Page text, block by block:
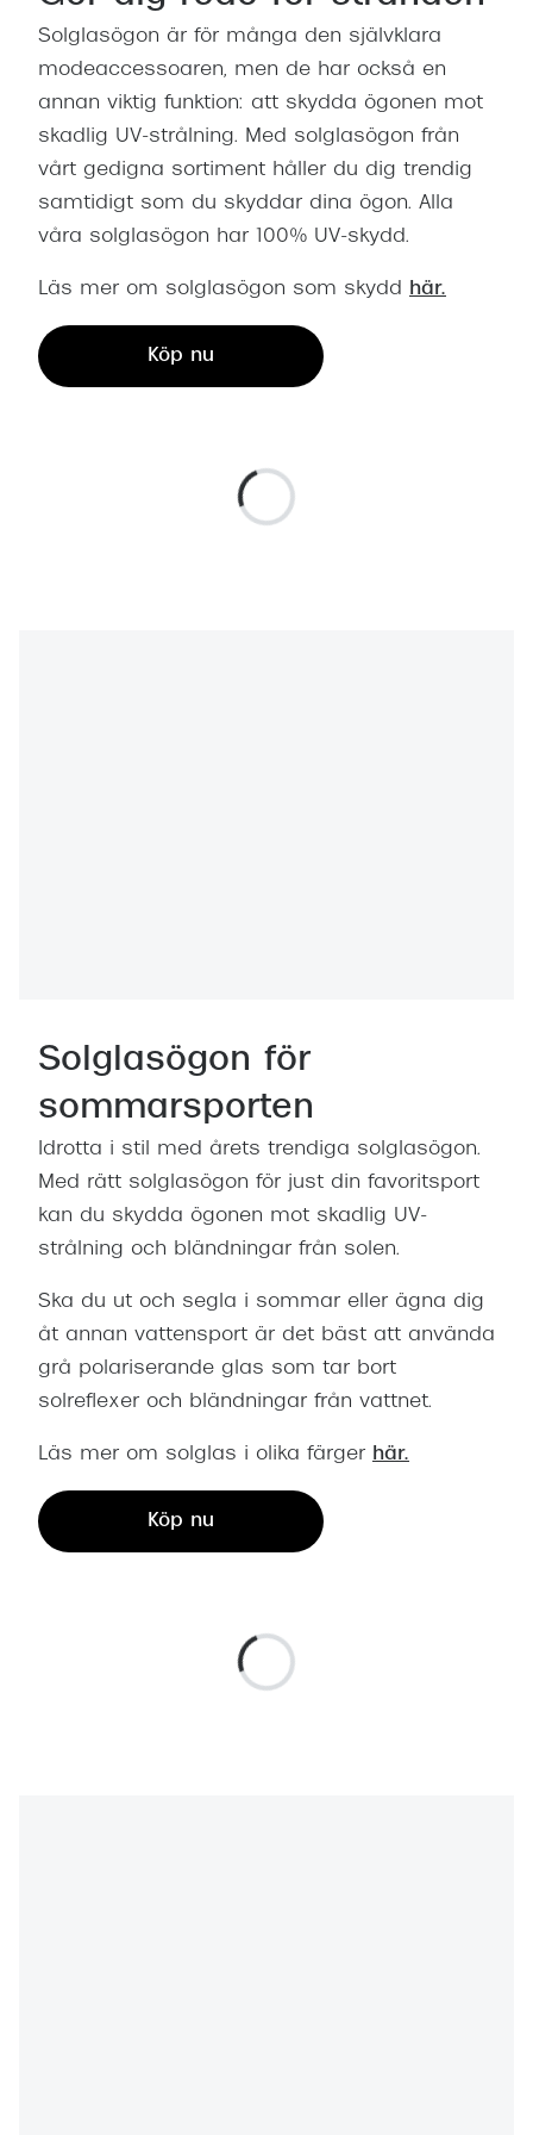
Solglasögon är för många den självklara
modeaccessoaren, men de har också en
annan viktig funktion: att skydda ögonen mot
skadlig UV-strålning. Med solglasögon från
vårt gedigna sortiment håller du dig trendig
samtidigt som du skyddar dina ögon. Alla
våra solglasögon har 100% UV-skydd.
Läs mer om solglasögon som skydd här.
Köp nu
Solglasögon för
sommarsporten
Idrotta i stil med årets trendiga solglasögon.
Med rätt solglasögon för just din favoritsport
kan du skydda ögonen mot skadlig UV-
strålning och bländningar från solen.
Ska du ut och segla i sommar eller ägna dig
åt annan vattensport är det bäst att använda
grå polariserande glas som tar bort
solreflexer och bländningar från vattnet.
Läs mer om solglas i olika färger här.
Köp nu